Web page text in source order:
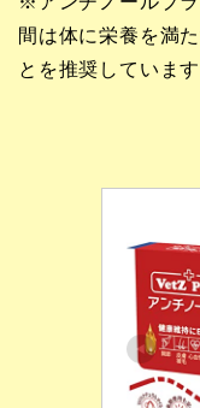
間は体に栄養を満
とを推奨しています